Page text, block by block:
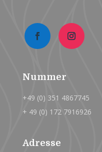
Nummer
+49 (0) 351 4867745
+ 49 (0) 172 7916926
Adresse